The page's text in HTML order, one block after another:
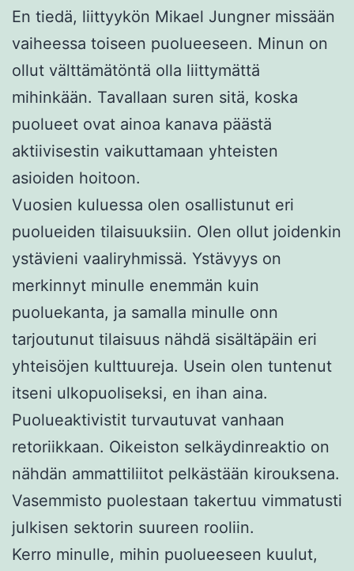
En tiedä, liittyykön Mikael Jungner missään
vaiheessa toiseen puolueeseen. Minun on
ollut välttämätöntä olla liittymättä
mihinkään. Tavallaan suren sitä, koska
puolueet ovat ainoa kanava päästä
aktiivisestin vaikuttamaan yhteisten
asioiden hoitoon.
Vuosien kuluessa olen osallistunut eri
puolueiden tilaisuuksiin. Olen ollut joidenkin
ystävieni vaaliryhmissä. Ystävyys on
merkinnyt minulle enemmän kuin
puoluekanta, ja samalla minulle onn
tarjoutunut tilaisuus nähdä sisältäpäin eri
yhteisöjen kulttuureja. Usein olen tuntenut
itseni ulkopuoliseksi, en ihan aina.
Puolueaktivistit turvautuvat vanhaan
retoriikkaan. Oikeiston selkäydinreaktio on
nähdän ammattiliitot pelkästään kirouksena.
Vasemmisto puolestaan takertuu vimmatusti
julkisen sektorin suureen rooliin.
Kerro minulle, mihin puolueeseen kuulut,